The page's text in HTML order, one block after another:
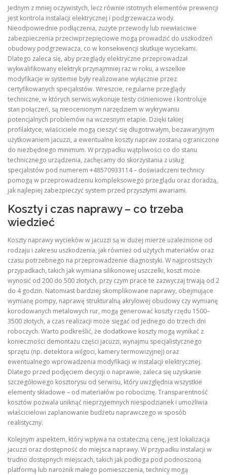
Jednym z mniej oczywistych, lecz równie istotnych elementów prewencji
jest kontrola instalacji elektrycznej i podgrzewacza wody.
Nieodpowiednie podłączenia, zużyte przewody lub niewłaściwe
zabezpieczenia przeciwprzepięciowe mogą prowadzić do uszkodzeń
obudowy podgrzewacza, co w konsekwencji skutkuje wyciekami.
Dlatego zaleca się, aby przeglądy elektryczne przeprowadzał
wykwalifikowany elektryk przynajmniej raz w roku, a wszelkie
modyfikacje w systemie były realizowane wyłącznie przez
certyfikowanych specjalistów. Wreszcie, regularne przeglądy
techniczne, w których serwis wykonuje testy ciśnieniowe i kontroluje
stan połączeń, są nieocenionym narzędziem w wykrywaniu
potencjalnych problemów na wczesnym etapie. Dzięki takiej
profilaktyce, właściciele mogą cieszyć się długotrwałym, bezawaryjnym
użytkowaniem jacuzzi, a ewentualne koszty napraw zostaną ograniczone
do niezbędnego minimum. W przypadku wątpliwości co do stanu
technicznego urządzenia, zachęcamy do skorzystania z usług
specjalistów pod numerem +48570933114 – doświadczeni technicy
pomogą w przeprowadzeniu kompleksowego przeglądu oraz doradzą,
jak najlepiej zabezpieczyć system przed przyszłymi awariami.
Koszty i czas naprawy – co trzeba
wiedzieć
Koszty naprawy wycieków w jacuzzi są w dużej mierze uzależnione od
rodzaju i zakresu uszkodzenia, jak również od użytych materiałów oraz
czasu potrzebnego na przeprowadzenie diagnostyki. W najprostszych
przypadkach, takich jak wymiana silikonowej uszczelki, koszt może
wynosić od 200 do 500 złotych, przy czym prace te zazwyczaj trwają od 2
do 4 godzin. Natomiast bardziej skomplikowane naprawy, obejmujące
wymianę pompy, naprawę strukturalną akrylowej obudowy czy wymianę
korodowanych metalowych rur, mogą generować koszty rzędu 1500–
3500 złotych, a czas realizacji może sięgać od jednego do trzech dni
roboczych. Warto podkreślić, że dodatkowe koszty mogą wynikać z
konieczności demontażu części jacuzzi, wynajmu specjalistycznego
sprzętu (np. detektora wilgoci, kamery termowizyjnej) oraz
ewentualnego wprowadzenia modyfikacji w instalacji elektrycznej.
Dlatego przed podjęciem decyzji o naprawie, zaleca się uzyskanie
szczegółowego kosztorysu od serwisu, który uwzględnia wszystkie
elementy składowe – od materiałów po robociznę. Transparentność
kosztów pozwala uniknąć nieprzyjemnych niespodzianek i umożliwia
właścicielowi zaplanowanie budżetu naprawczego w sposób
realistyczny.
Kolejnym aspektem, który wpływa na ostateczną cenę, jest lokalizacja
jacuzzi oraz dostępność do miejsca naprawy. W przypadku instalacji w
trudno dostępnych miejscach, takich jak podłoga pod podnoszoną
platformą lub narożnik małego pomieszczenia, technicy mogą